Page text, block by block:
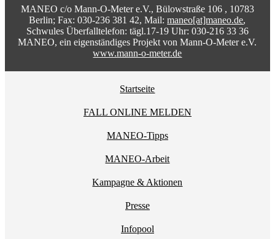
MANEO c/o Mann-O-Meter e.V., Bülowstraße 106 , 10783
Berlin; Fax: 030-236 381 42, Mail:maneo[at]maneo.de,
Schwules Überfalltelefon: tägl.17-19 Uhr: 030-216 33 36
MANEO, ein eigenständiges Projekt von Mann-O-Meter e.V.
www.mann-o-meter.de
Startseite
FALL ONLINE MELDEN
MANEO-Tipps
MANEO-Arbeit
Kampagne & Aktionen
Presse
Infopool